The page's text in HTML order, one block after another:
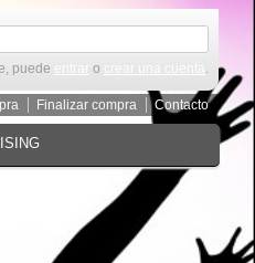
puede
entrar o crear una cuenta .
Finalizar compra Contacto